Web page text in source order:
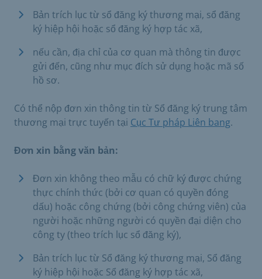
Bản trích lục từ sổ đăng ký thương mại, sổ đăng
ký hiệp hội hoặc sổ đăng ký hợp tác xã,
nếu cần, địa chỉ của cơ quan mà thông tin được
gửi đến, cũng như mục đích sử dụng hoặc mã số
hồ sơ.
Có thể nộp đơn xin thông tin từ Sổ đăng ký trung tâm
thương mại trực tuyến tại Cục Tư pháp Liên bang.
Đơn xin bằng văn bản:
Đơn xin không theo mẫu có chữ ký được chứng
thực chính thức (bởi cơ quan có quyền đóng
dấu) hoặc công chứng (bởi công chứng viên) của
người hoặc những người có quyền đại diện cho
công ty (theo trích lục sổ đăng ký),
Bản trích lục từ Sổ đăng ký thương mại, Sổ đăng
ký hiệp hội hoặc Sổ đăng ký hợp tác xã,